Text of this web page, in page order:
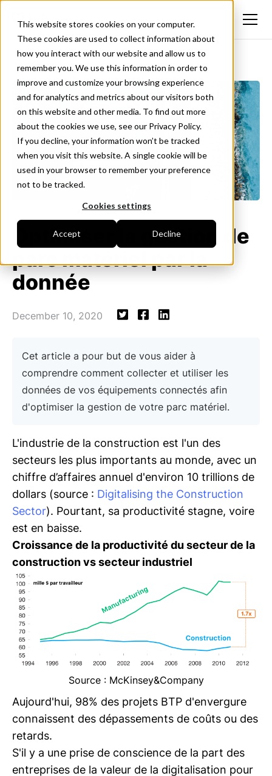
This website stores cookies on your computer.
These cookies are used to collect information about
how you interact with our website and allow us to
remember you. We use this information in order to
improve and customize your browsing experience
and for analytics and metrics about our visitors both
on this website and other media. To find out more
about the cookies we use, see our Privacy Policy.
If you decline, your information won’t be tracked
when you visit this website. A single cookie will be
used in your browser to remember your preference
not to be tracked.
Cookies settings
Accept Decline
<- Retour
Optimiser la gestion de
parc matériel par la
donnée
December 10, 2020
Cet article a pour but de vous aider à
comprendre comment collecter et utiliser les
données de vos équipements connectés afin
d'optimiser la gestion de votre parc matériel.
L'industrie de la construction est l'un des
secteurs les plus importants au monde, avec un
chiffre d’affaires annuel d'environ 10 trillions de
dollars (source : Digitalising the Construction
Sector). Pourtant, sa productivité stagne, voire
est en baisse.
Croissance de la productivité du secteur de la
construction vs secteur industriel
Source : McKinsey&Company
Aujourd'hui, 98% des projets BTP d'envergure
connaissent des dépassements de coûts ou des
retards.
S'il y a une prise de conscience de la part des
entreprises de la valeur de la digitalisation pour